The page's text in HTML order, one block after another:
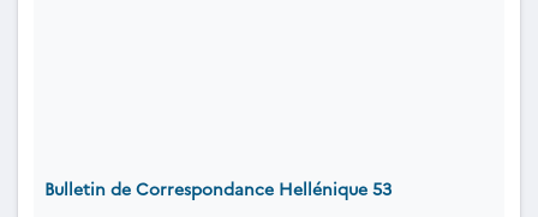
Bulletin de Correspondance Hellénique 53